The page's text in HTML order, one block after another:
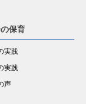
保育
実践
実践
声